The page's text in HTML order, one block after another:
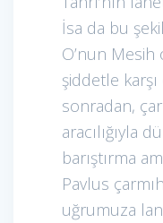
İsa da bu
O’nun Mesih
şiddetle karşı
sonradan,
aracılığıyla
barıştırma
Pavlus
uğrumuza